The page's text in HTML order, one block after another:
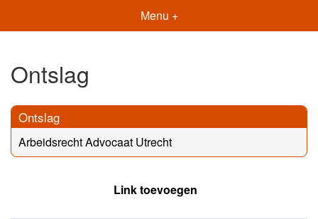
Menu +
Ontslag
Ontslag
Arbeidsrecht Advocaat Utrecht
Link toevoegen